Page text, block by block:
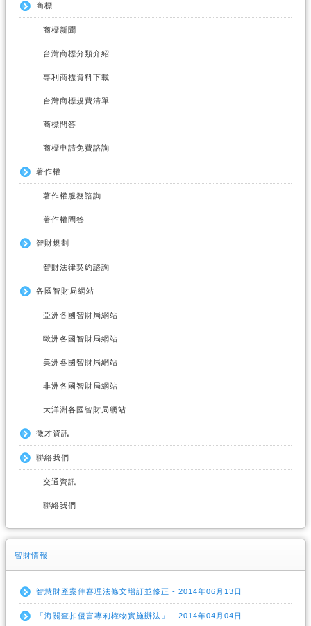
商標
商標新聞
台灣商標分類介紹
專利商標資料下載
台灣商標規費清單
商標問答
商標申請免費諮詢
著作權
著作權服務諮詢
著作權問答
智財規劃
智財法律契約諮詢
各國智財局網站
亞洲各國智財局網站
歐洲各國智財局網站
美洲各國智財局網站
非洲各國智財局網站
大洋洲各國智財局網站
徵才資訊
聯絡我們
交通資訊
聯絡我們
智財情報
智慧財產案件審理法條文增訂並修正 - 2014年06月13日
「海關查扣侵害專利權物實施辦法」 - 2014年04月04日